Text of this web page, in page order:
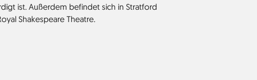
ist. Außerdem befindet sich in Stratford
Shakespeare Theatre.